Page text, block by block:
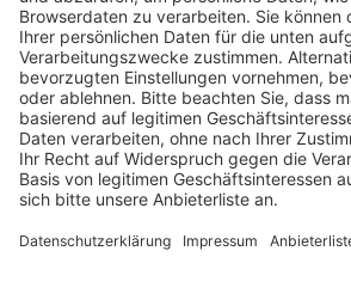
Reporter Dominik Becker
schnell und wie einfach ist so ein
Zusammen mit Bernd Braun, dem
Schnelltestzentrums in Frechen, ist
Schritt für Schritt durchgegangen.
Vorfeld des Selbsttests und des
lassen. Es handelte sich dabei um
Bezeichnung BOSON Rapid SARS-
Card. Diese Testmethode soll es